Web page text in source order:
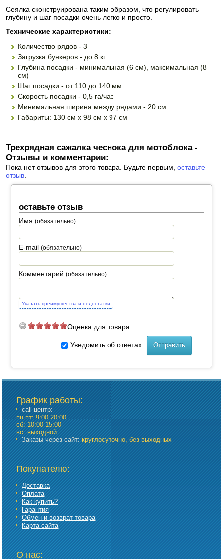
ДЛЯ ФЕРМЕРА
ОБОРУДОВАНИЕ ДЛЯ ПЧЕЛОВОДСТВА
ДОИЛЬНЫЕ АППАРАТЫ
СРЕДСТВА ОТ ВРЕДИТЕЛЕЙ
ДУШ ДЛЯ ДАЧИ И ДОМА
МАНГАЛЫ, КОПТИЛЬНИ
Сеялка сконструирована таким образом, что регулировать
глубину и шаг посадки очень легко и просто.
Технические характеристики:
Количество рядов - 3
Загрузка бункеров - до 8 кг
Глубина посадки - минимальная (6 см), максимальная (8
см)
Шаг посадки - от 110 до 140 мм
Скорость посадки - 0,5 га/час
Минимальная ширина между рядами - 20 см
Габариты: 130 см х 98 см х 97 см
Трехрядная сажалка чеснока для мотоблока -
Отзывы и комментарии:
Пока нет отзывов для этого товара. Будьте первым,оставьте
отзыв
оставьте отзыв
Имя(обязательно)
E-mail(обязательно)
Комментарий(обязательно)
Указать преимущества и недостатки
Оценка для товара
Уведомить об ответах
График работы:
call-центр:
пн-пт: 9:00-20:00
сб: 10:00-15:00
вс: выходной
Заказы через сайт:круглосуточно, без выходных
Покупателю:
Доставка
Оплата
Как купить?
Гарантия
Обмен и возврат товара
Карта сайта
О нас: